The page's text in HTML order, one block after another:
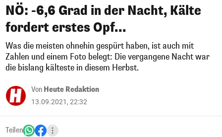
NÖ: -6,6 Grad in der Nacht, Kälte
fordert erstes Opf...
Was die meisten ohnehin gespürt haben, ist auch mit
Zahlen und einem Foto belegt: Die vergangene Nacht war
die bislang kälteste in diesem Herbst.
Von Heute Redaktion
13.09.2021, 22:32
Teilen